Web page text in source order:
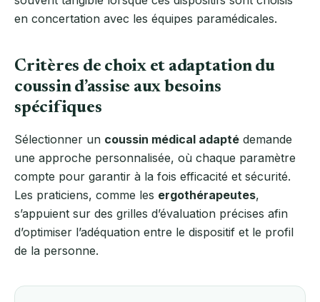
en concertation avec les équipes paramédicales.
Critères de choix et adaptation du
coussin d’assise aux besoins
spécifiques
Sélectionner un coussin médical adapté demande
une approche personnalisée, où chaque paramètre
compte pour garantir à la fois efficacité et sécurité.
Les praticiens, comme les ergothérapeutes,
s’appuient sur des grilles d’évaluation précises afin
d’optimiser l’adéquation entre le dispositif et le profil
de la personne.